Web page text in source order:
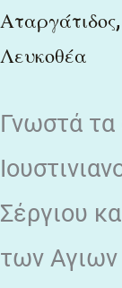
Αταργάτιδος,
Λευκοθέα
Γνωστά
Σέργιου
των Αγιων